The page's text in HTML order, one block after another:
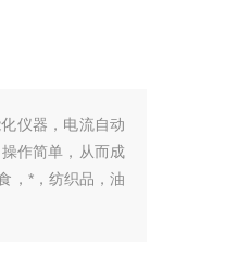
仪器，电流自动
作简单，从而成
，*，纺织品，油